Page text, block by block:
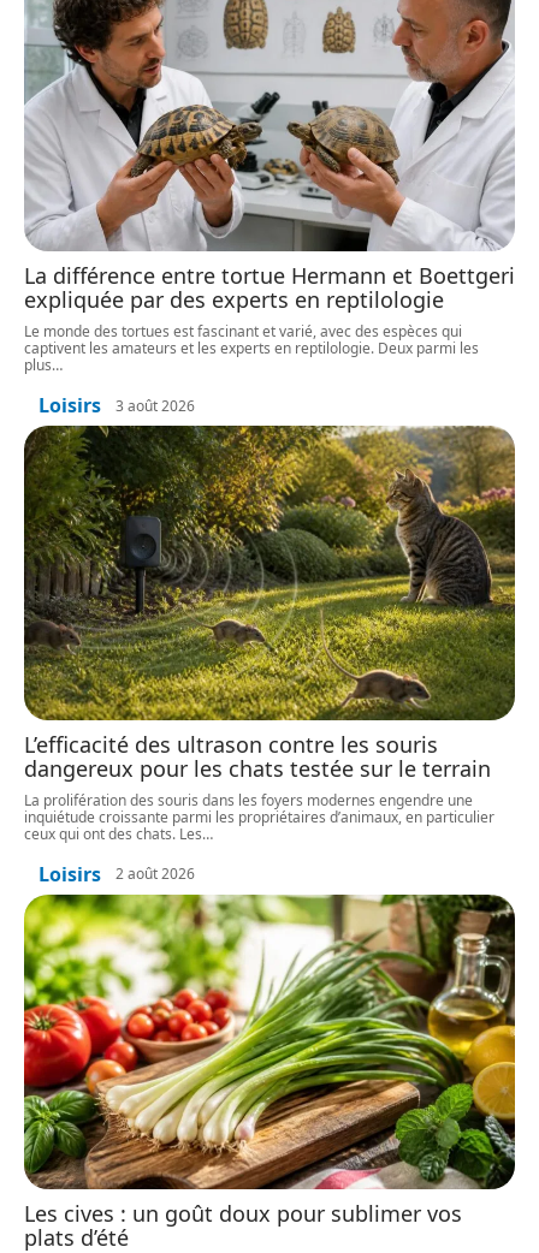
La différence entre tortue Hermann et Boettgeri
expliquée par des experts en reptilologie
Le monde des tortues est fascinant et varié, avec des espèces qui
captivent les amateurs et les experts en reptilologie. Deux parmi les
plus…
Loisirs 3 août 2026
L’efficacité des ultrason contre les souris
dangereux pour les chats testée sur le terrain
La prolifération des souris dans les foyers modernes engendre une
inquiétude croissante parmi les propriétaires d’animaux, en particulier
ceux qui ont des chats. Les…
Loisirs 2 août 2026
Les cives : un goût doux pour sublimer vos
plats d’été